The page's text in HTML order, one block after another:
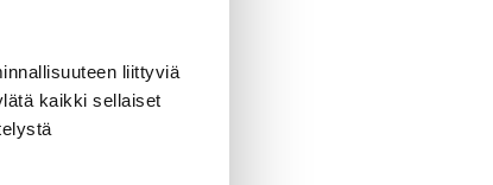
liittyviä
kaikki sellaiset